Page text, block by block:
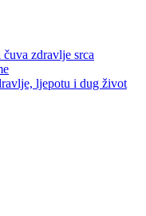
zdravlje srca
ljepotu i dug život